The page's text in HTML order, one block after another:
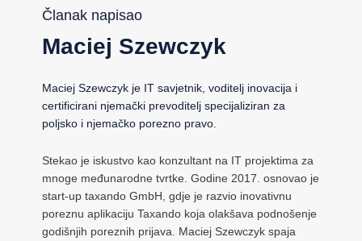
Članak napisao
Maciej Szewczyk
Maciej Szewczyk je IT savjetnik, voditelj inovacija i
certificirani njemački prevoditelj specijaliziran za
poljsko i njemačko porezno pravo.
Stekao je iskustvo kao konzultant na IT projektima za
mnoge međunarodne tvrtke. Godine 2017. osnovao je
start-up taxando GmbH, gdje je razvio inovativnu
poreznu aplikaciju Taxando koja olakšava podnošenje
godišnjih poreznih prijava. Maciej Szewczyk spaja